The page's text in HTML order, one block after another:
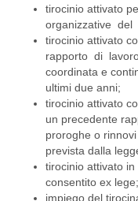
tirocinio attivato
organizzative del
tirocinio attivato
rapporto di
coordinata e
ultimi due anni;
tirocinio attivato
un precedente
proroghe o
prevista dalla
tirocinio attivato
consentito ex lege;
impiego del